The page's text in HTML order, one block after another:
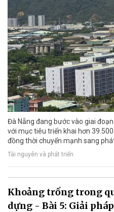
Đà Nẵng đang bước vào giai
với mục tiêu triển khai hơn
đồng thời chuyển mạnh sang
Tài nguyên và phát triển
Khoảng trống trong
dựng - Bài 5: Giải